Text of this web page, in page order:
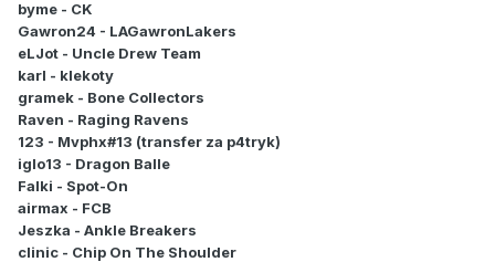
byme - CK
Gawron24 - LAGawronLakers
eLJot - Uncle Drew Team
karl - klekoty
gramek - Bone Collectors
Raven - Raging Ravens
123 - Mvphx#13 (transfer za p4tryk)
iglo13 - Dragon Balle
Falki - Spot-On
airmax - FCB
Jeszka - Ankle Breakers
clinic - Chip On The Shoulder